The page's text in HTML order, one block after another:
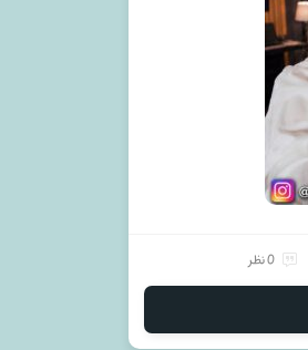
0 نظر